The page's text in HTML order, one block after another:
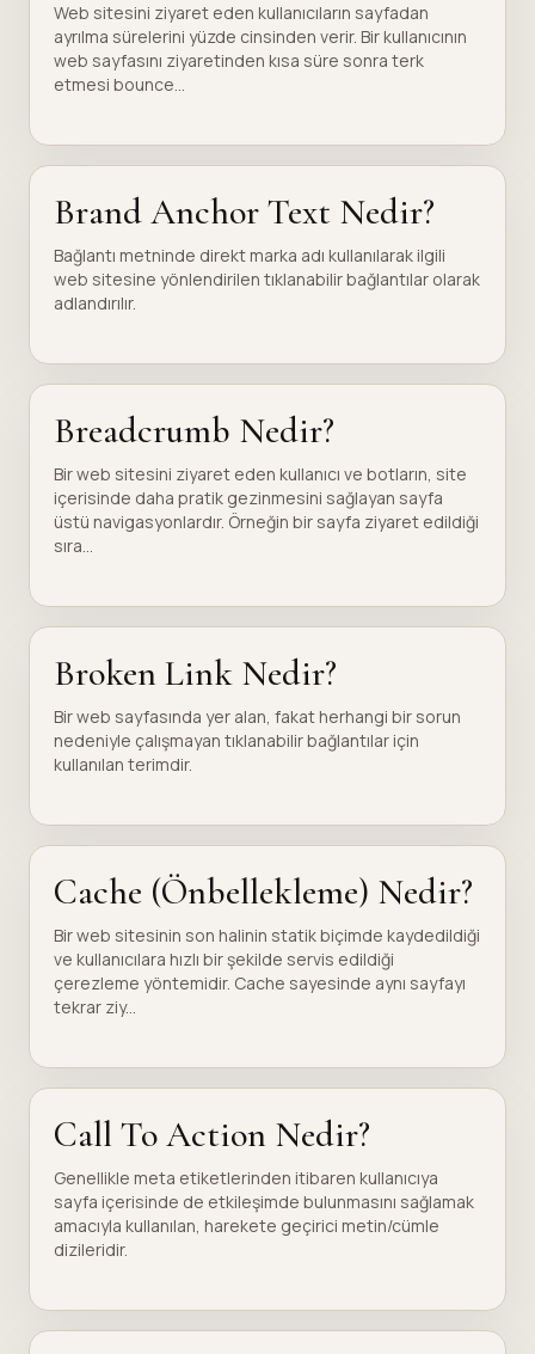
Web sitesini ziyaret eden kullanıcıların sayfadan
ayrılma sürelerini yüzde cinsinden verir. Bir kullanıcının
web sayfasını ziyaretinden kısa süre sonra terk
etmesi bounce...
Brand Anchor Text Nedir?
Bağlantı metninde direkt marka adı kullanılarak ilgili
web sitesine yönlendirilen tıklanabilir bağlantılar olarak
adlandırılır.
Breadcrumb Nedir?
Bir web sitesini ziyaret eden kullanıcı ve botların, site
içerisinde daha pratik gezinmesini sağlayan sayfa
üstü navigasyonlardır. Örneğin bir sayfa ziyaret edildiği
sıra...
Broken Link Nedir?
Bir web sayfasında yer alan, fakat herhangi bir sorun
nedeniyle çalışmayan tıklanabilir bağlantılar için
kullanılan terimdir.
Cache (Önbellekleme) Nedir?
Bir web sitesinin son halinin statik biçimde kaydedildiği
ve kullanıcılara hızlı bir şekilde servis edildiği
çerezleme yöntemidir. Cache sayesinde aynı sayfayı
tekrar ziy...
Call To Action Nedir?
Genellikle meta etiketlerinden itibaren kullanıcıya
sayfa içerisinde de etkileşimde bulunmasını sağlamak
amacıyla kullanılan, harekete geçirici metin/cümle
dizileridir.